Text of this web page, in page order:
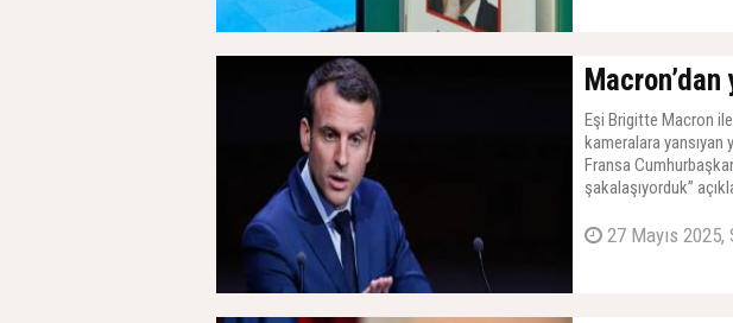
Eşi Brigitte Macron
kameralara
Fransa
şakalaşıyorduk”
27 Mayıs 2025,